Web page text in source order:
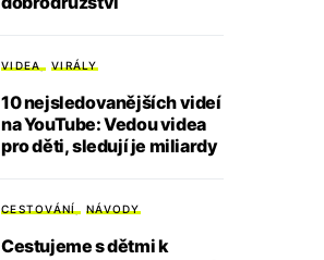
VIDEA VIRÁLY
10 nejsledovanějších videí
na YouTube: Vedou videa
pro děti, sledují je miliardy
CESTOVÁNÍ NÁVODY
Cestujeme s dětmi k